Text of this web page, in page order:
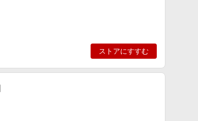
ストアにすすむ